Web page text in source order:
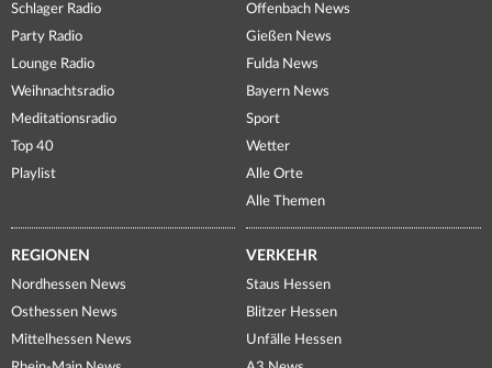
Schlager Radio
Party Radio
Lounge Radio
Weihnachtsradio
Meditationsradio
Top 40
Playlist
Offenbach News
Gießen News
Fulda News
Bayern News
Sport
Wetter
Alle Orte
Alle Themen
REGIONEN
Nordhessen News
Osthessen News
Mittelhessen News
VERKEHR
Staus Hessen
Blitzer Hessen
Unfälle Hessen